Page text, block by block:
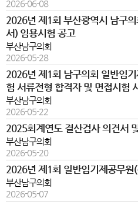
2026-06-08
2026년 제1회 부산광역시 남구
서) 임용시험 공고
부산남구의회
2026-05-28
2026년 제1회 남구의회 일반임
험 서류전형 합격자 및 면접시험
부산남구의회
2026-05-22
2025회계연도 결산검사 의견서
부산남구의회
2026-05-20
2026년 제1회 일반임기제공무원
부산남구의회
2026-05-07